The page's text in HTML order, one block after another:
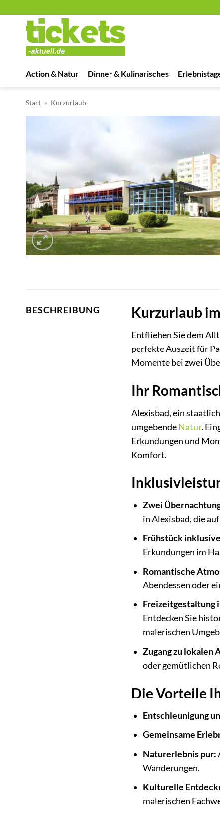
springen
Action & Natur Dinner & Kulinarisches
Start » Kurzurlaub
BESCHREIBUNG Kurzurlaub
Entfliehen Sie dem
perfekte Auszeit für
Momente bei zwei
Ihr
Alexisbad, ein
umgebendeNatur.
Erkundungen und
Komfort.
Zwei
in Alexisbad, die
Frühstück
Erkundungen im
Romantische
Abendessen oder
Freizeitgestaltung
Entdecken Sie
malerischen
Zugang zu lokalen
oder gemütlichen
Die Vorteile
Entschleunigung
Gemeinsame
Naturerlebnis pur:
Wanderungen.
Kulturelle
malerischen